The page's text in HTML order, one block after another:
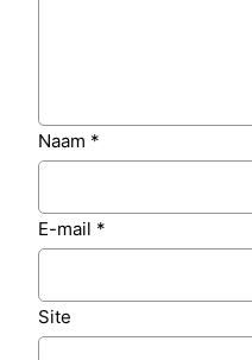
Naam *
E-mail *
Site